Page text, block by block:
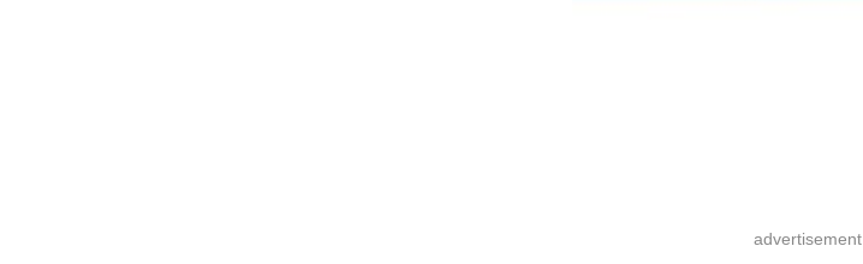
advertisement